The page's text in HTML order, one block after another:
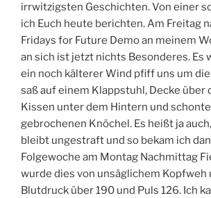
irrwitzigsten Geschichten. Von einer
ich Euch heute berichten. Am Freitag
Fridays for Future Demo an meinem
an sich ist jetzt nichts Besonderes. Es
ein noch kälterer Wind pfiff uns um
saß auf einem Klappstuhl, Decke über
Kissen unter dem Hintern und
gebrochenen Knöchel. Es heißt ja
bleibt ungestraft und so bekam ich
Folgewoche am Montag Nachmittag
wurde dies von unsäglichem Kopfweh
Blutdruck über 190 und Puls 126. Ich